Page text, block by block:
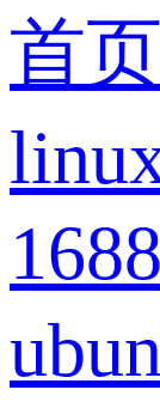
首页
1688